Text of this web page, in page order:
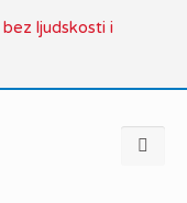
ljudskosti i